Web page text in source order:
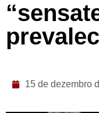
15 de dezembro